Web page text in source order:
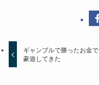
ギャンブルで勝ったお金で
豪遊してきた